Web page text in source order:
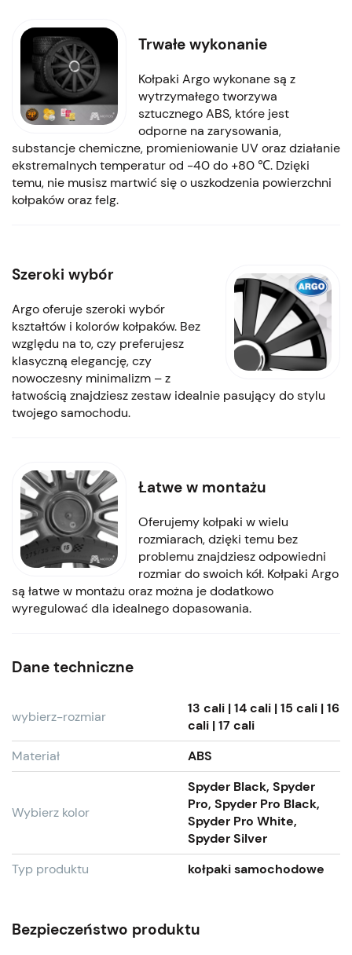
Trwałe wykonanie
Kołpaki Argo wykonane są z
wytrzymałego tworzywa
sztucznego ABS, które jest
odporne na zarysowania,
substancje chemiczne, promieniowanie UV oraz działanie
ekstremalnych temperatur od -40 do +80 ℃. Dzięki
temu, nie musisz martwić się o uszkodzenia powierzchni
kołpaków oraz felg.
Szeroki wybór
Argo oferuje szeroki wybór
kształtów i kolorów kołpaków. Bez
względu na to, czy preferujesz
klasyczną elegancję, czy
nowoczesny minimalizm – z
łatwością znajdziesz zestaw idealnie pasujący do stylu
twojego samochodu.
Łatwe w montażu
Oferujemy kołpaki w wielu
rozmiarach, dzięki temu bez
problemu znajdziesz odpowiedni
rozmiar do swoich kół. Kołpaki Argo
są łatwe w montażu oraz można je dodatkowo
wyregulować dla idealnego dopasowania.
Dane techniczne
wybierz-rozmiar
13 cali | 14 cali | 15 cali | 16
cali | 17 cali
Materiał
ABS
Wybierz kolor
Spyder Black, Spyder
Pro, Spyder Pro Black,
Spyder Pro White,
Spyder Silver
Typ produktu
kołpaki samochodowe
Bezpieczeństwo produktu